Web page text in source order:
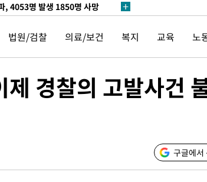
, 4053명 발생 1850명 사망
은 멕시코산 할라피뇨"-- CDC
업장 끼임 사망 관련 압수수색
원
강보합…1%대 상승 출발
상승한 807.62개장
스 폭발.. 14명 부상, 3명은 중태
'폭염중대경보'
법원/검찰 의료/보건 복지 교육 노
경찰의 고발사건
구글에서